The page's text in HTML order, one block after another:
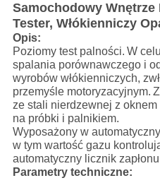
Samochodowy
Tester, Włókienniczy
Opis:
Poziomy test palności. W
spalania porównawczego i
wyrobów włókienniczych,
przemyśle motoryzacyjnym.
ze stali nierdzewnej z
na próbki i palnikiem.
Wyposażony w
w tym wartość gazu
automatyczny licznik
Parametry techniczne: